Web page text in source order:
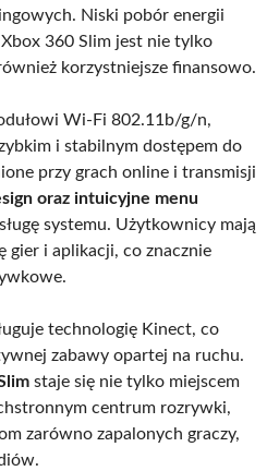
Niski pobór energii
360 Slim jest nie tylko
korzystniejsze finansowo.
Wi-Fi 802.11b/g/n,
i stabilnym dostępem do
przy grach online i transmisji
oraz intuicyjne menu
systemu. Użytkownicy mają
gier i aplikacji, co znacznie
technologię Kinect, co
zabawy opartej na ruchu.
staje się nie tylko miejscem
centrum rozrywki,
zarówno zapalonych graczy,